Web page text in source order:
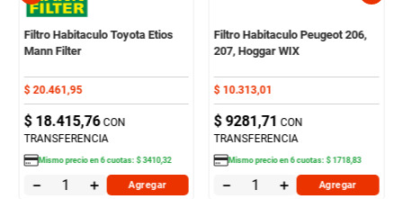
Filtro Habitaculo Toyota Etios
Mann Filter
$ 20.461 ,95
$ 18.415,76 CON
TRANSFERENCIA
Mismo precio en6cuotas:$ 3410,32
＋
－ Agregar
Filtro Habitaculo Peugeot 206,
207, Hoggar WIX
$ 10.313,01
$ 9281,71 CON
TRANSFERENCIA
Mismo precio en6cuotas:$ 1718,83
＋
－ Agregar